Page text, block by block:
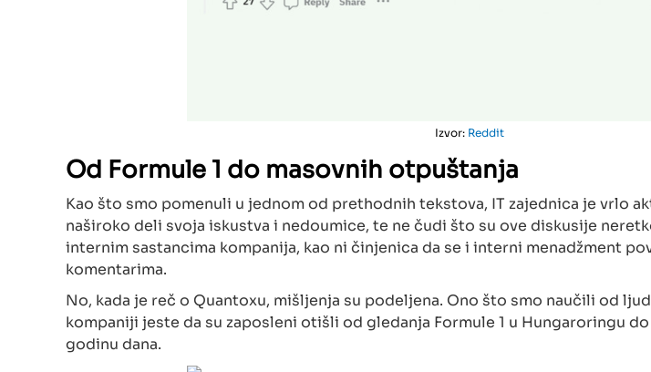
Izvor: Reddit
Od Formule 1 do masovnih otpuštanja
Kao što smo pomenuli u jednom od prethodnih tekstova, IT zajednica je vrlo
naširoko deli svoja iskustva i nedoumice, te ne čudi što su ove diskusije
internim sastancima kompanija, kao ni činjenica da se i interni menadžment
komentarima.
No, kada je reč o Quantoxu, mišljenja su podeljena. Ono što smo naučili od
kompaniji jeste da su zaposleni otišli od gledanja Formule 1 u Hungaroringu
godinu dana.